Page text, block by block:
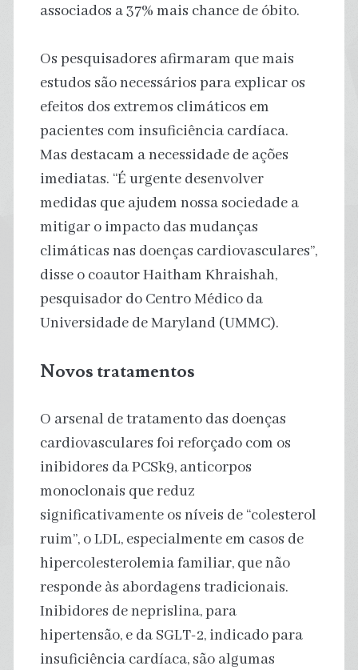
associados a 37% mais chance de óbito.
Os pesquisadores afirmaram que mais
estudos são necessários para explicar os
efeitos dos extremos climáticos em
pacientes com insuficiência cardíaca.
Mas destacam a necessidade de ações
imediatas. “É urgente desenvolver
medidas que ajudem nossa sociedade a
mitigar o impacto das mudanças
climáticas nas doenças cardiovasculares”,
disse o coautor Haitham Khraishah,
pesquisador do Centro Médico da
Universidade de Maryland (UMMC).
Novos tratamentos
O arsenal de tratamento das doenças
cardiovasculares foi reforçado com os
inibidores da PCSk9, anticorpos
monoclonais que reduz
significativamente os níveis de “colesterol
ruim”, o LDL, especialmente em casos de
hipercolesterolemia familiar, que não
responde às abordagens tradicionais.
Inibidores de neprislina, para
hipertensão, e da SGLT-2, indicado para
insuficiência cardíaca, são algumas